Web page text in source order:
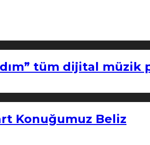
tüm dijital müzik
Konuğumuz Beliz